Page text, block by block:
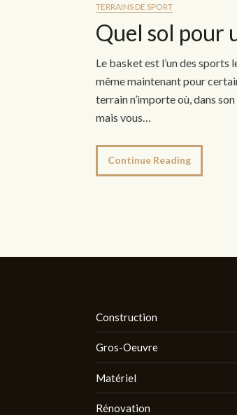
TERRAINS DE SPORT
Quel sol pour
Le basket est l’un des sports
même maintenant pour
terrain n’importe où, dans
mais vous…
Continue Reading
Construction
Gros-Oeuvre
Matériel
Rénovation